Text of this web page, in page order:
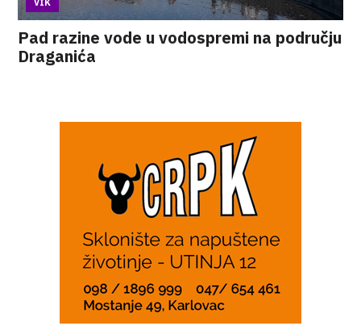
VIK
Pad razine vode u vodospremi na području
Draganića